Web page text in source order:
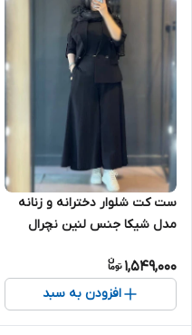
ست کت شلوار دخترانه و زنانه
مدل شیکا جنس لنین نچرال
عالی
1,549,000
افزودن به سبد